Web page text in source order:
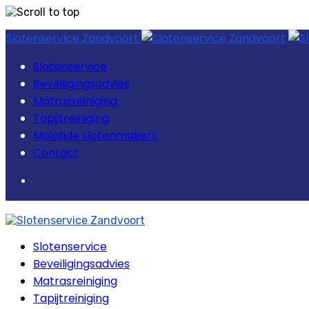
Skip
content
Slotenservice Zandvoort
Slotenservice
Beveiligingsadvies
Matrasreiniging
Tapijtreiniging
Malafide slotenmakers
Contact
Slotenservice
Beveiligingsadvies
Matrasreiniging
Tapijtreiniging